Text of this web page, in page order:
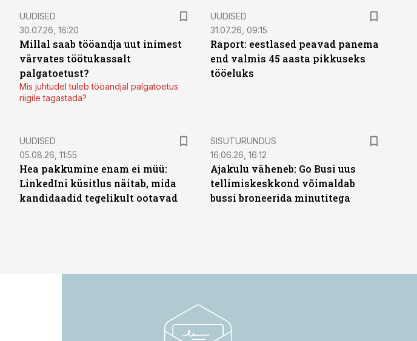
UUDISED
30.07.26, 16:20
Millal saab tööandja uut inimest
värvates töötukassalt
palgatoetust?
Mis juhtudel tuleb tööandjal palgatoetus
riigile tagastada?
UUDISED
31.07.26, 09:15
Raport: eestlased peavad panema
end valmis 45 aasta pikkuseks
tööeluks
UUDISED
05.08.26, 11:55
Hea pakkumine enam ei müü:
LinkedIni küsitlus näitab, mida
kandidaadid tegelikult ootavad
ST
SISUTURUNDUS
16.06.26, 16:12
Ajakulu väheneb: Go Busi uus
tellimiskeskkond võimaldab
bussi broneerida minutitega